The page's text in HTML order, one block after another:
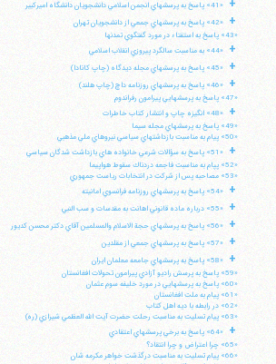
+ «41» پاسخ به پرسشهاي انجمن اسلامي دانشجويان دانشگاه اميركبير
+
«42» پاسخ به پرسشهاي جمعي از دانشجويان تهران
«43» پاسخ به استفتاء در مورد گفتگوي تمدنها
+ «44» به مناسبت سالگرد پيروزي انقلاب اسلامي
+ «45» پاسخ به پرسشهاي مجله ديدگاه (چاپ كانادا)
+
«46» پاسخ به پرسشهاي روزنامه داچ (چاپ هلند)
«47» پاسخ به پرسشهايي پيرامون رفراندوم
+
«48» انگيزه چاپ و انتشار كتاب خاطرات
«49» پاسخ به پرسشهاي مجله سيما
«50» پيام به مناسبت بازداشتهاي سياسي نيروهاي ملي مذهبي
+
«51» پاسخ به سؤالات شرعي خانواده هاي بازداشت شدگان سياسي
«52» پپام به مناسبت فاجعه دردناك سقوط هواپيما
«53» مصاحبه پس از شركت در انتخابات رياست جمهوري
+ «54» پاسخ به پرسشهاي روزنامه فرانسوي امانيته
+ «55» درباره ماده قانوني اهانت به مقدسات و سب النبي
+ «56» پاسخ به پرسشهاي حجة الاسلام والمسلمين آقاي دكتر محسن كديور
+ «57» پاسخ به پرسشهاي جمعي از مقلدين
+
«58» پاسخ به پرسشهاي جامعه معلمان ايران
«59» پاسخ به پرسش راديو آزادي پيرامون تحولات افغانستان
«60» پاسخ به پرسشهايي در مورد خليفه سوم عثمان
«61» پيام به ملت افغانستان
«62» در رابطه با ديه اهل كتاب
«63» پيام تسليت به مناسبت رحلت حضرت آيت الله العظمي شيرازي (ره)
+
«64» پاسخ به برخي پرسشهاي اعتقادي
«65» چرا اعتراض و چرا انتقاد؟
«66» پيام تسليت به مناسبت درگذشت خواهر مكرمه شان